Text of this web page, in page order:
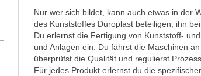
Nur wer sich bildet, kann auch etwas in der
des Kunststoffes Duroplast beteiligen, ihn
Du erlernst die Fertigung von Kunststoff-
und Anlagen ein. Du fährst die Maschinen
überprüfst die Qualität und regulierst
Für jedes Produkt erlernst du die